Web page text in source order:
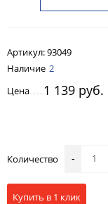
Артикул:93049
Наличие 2
Цена
1 139 руб.
Количество -
Купить в 1 клик